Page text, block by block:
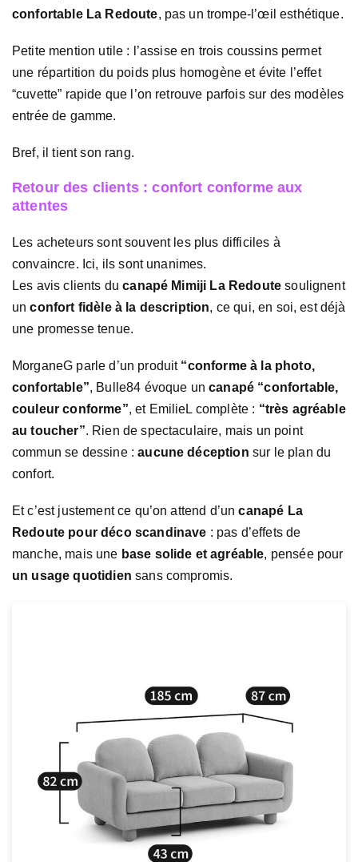
confortable La Redoute, pas un trompe-l’œil esthétique.
Petite mention utile : l’assise en trois coussins permet
une répartition du poids plus homogène et évite l’effet
“cuvette” rapide que l’on retrouve parfois sur des modèles
entrée de gamme.
Bref, il tient son rang.
Retour des clients : confort conforme aux
attentes
Les acheteurs sont souvent les plus difficiles à
convaincre. Ici, ils sont unanimes.
Les avis clients ducanapé Mimiji La Redoute soulignent
unconfort fidèle à la description, ce qui, en soi, est déjà
une promesse tenue.
MorganeG parle d’un produit “conforme à la photo,
confortable”, Bulle84 évoque uncanapé “confortable,
couleur conforme”, et EmilieL complète : “très agréable
au toucher”. Rien de spectaculaire, mais un point
commun se dessine :aucune déception sur le plan du
confort.
Et c’est justement ce qu’on attend d’uncanapé La
Redoute pour déco scandinave : pas d’effets de
manche, mais une base solide et agréable, pensée pour
un usage quotidien sans compromis.